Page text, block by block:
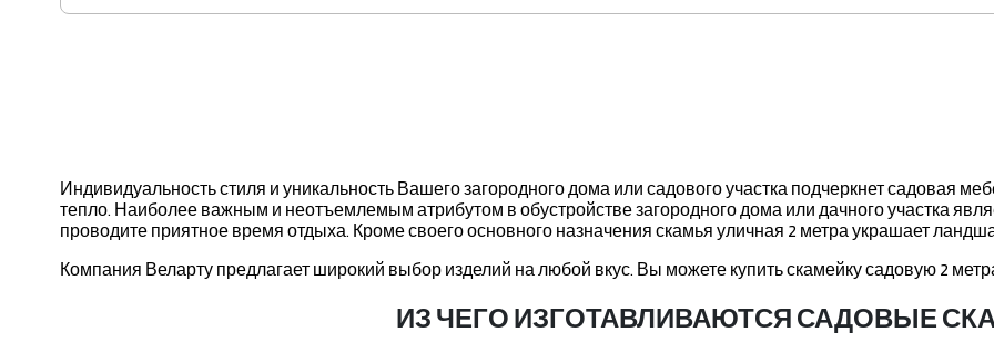
Индивидуальность стиля и уникальность Вашего загородного дома или садового участка подчеркнет садовая
тепло. Наиболее важным и неотъемлемым атрибутом в обустройстве загородного дома или дачного участка
проводите приятное время отдыха. Кроме своего основного назначения скамья уличная 2 метра украшает
Компания Веларту предлагает широкий выбор изделий на любой вкус. Вы можете купить скамейку садовую 2
ИЗ ЧЕГО ИЗГОТАВЛИВАЮТСЯ САДОВЫЕ